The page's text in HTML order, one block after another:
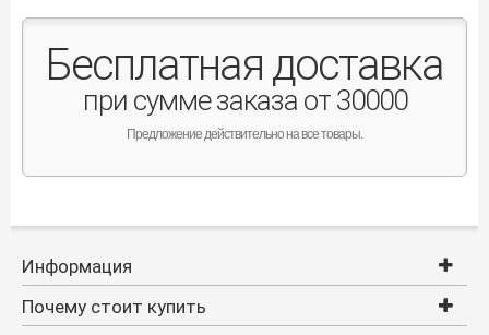
Бесплатная доставка
при сумме заказа от 30000
Предложение действительно на все товары.
Информация
Почему стоит купить